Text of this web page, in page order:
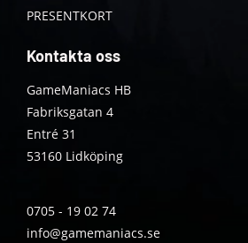
PRESENTKORT
Kontakta oss
GameManiacs HB
Fabriksgatan 4
Entré 31
53160 Lidköping
0705 - 19 02 74
info@gamemaniacs.se